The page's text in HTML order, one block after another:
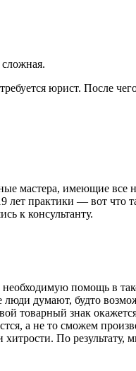
юрист. После
мастера, имеющие все
лет практики — вот что
к консультанту.
помощь в
думают, будто
товарный знак
а не то сможем
По результату,